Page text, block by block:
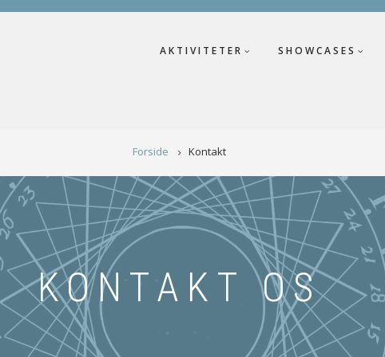
AKTIVITETER SHOWCASES
Forside Kontakt
KONTAKT OS